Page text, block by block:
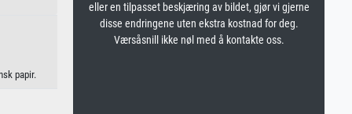
papir.
eller en tilpasset beskjæring av bildet, gjør vi gjerne
disse endringene uten ekstra kostnad for deg.
Værsåsnill ikke nøl med å kontakte oss.